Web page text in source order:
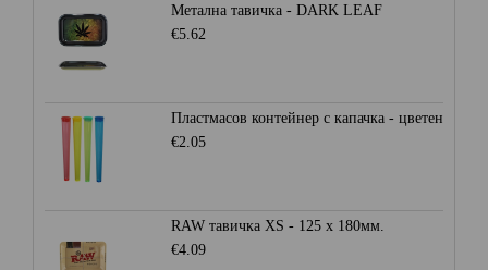
Метална тавичка - DARK LEAF
€5.62
Пластмасов контейнер с капачка - цветен
€2.05
RAW тавичка XS - 125 x 180мм.
€4.09